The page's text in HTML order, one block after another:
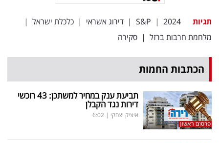
תגיות 2024
|
S&P
| דירוג אשראי | כלכלת ישראל |
מלחמת חרבות ברזל | סקירה
הכתבות החמות
תביעת ענק במחיר למשתכן: 43 רוכשי
דירות נגד הקבלן
איציק יצחקי |
6:02